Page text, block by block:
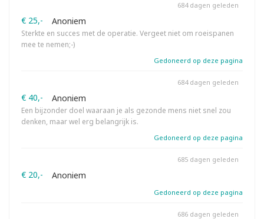
€ 25,- Anoniem
Sterkte en succes met de operatie. Vergeet niet om roeispanen
mee te nemen;-)
684 dagen geleden
Gedoneerd op deze pagina
€ 40,- Anoniem
Een bijzonder doel waaraan je als gezonde mens niet snel zou
denken, maar wel erg belangrijk is.
684 dagen geleden
Gedoneerd op deze pagina
€ 20,- Anoniem
685 dagen geleden
Gedoneerd op deze pagina
686 dagen geleden